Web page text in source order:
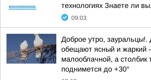
технологиях Знаете ли
09:03
Доброе утро, зауральцы!.
обещают ясный и жаркий
малооблачной, а столбик
поднимется до +30°